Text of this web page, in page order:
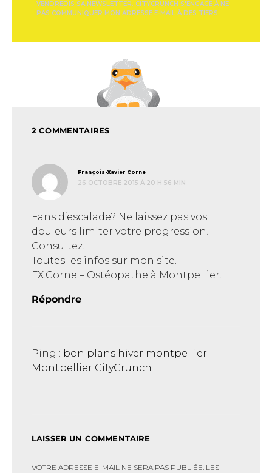
VENDREDIS SA NEWSLETTER. CITYCRUNCH S'ENGAGE À NE
PAS COMMUNIQUER MON ADRESSE E-MAIL À DES TIERS.
2 COMMENTAIRES
François-Xavier Corne
26 OCTOBRE 2015 À 20 H 56 MIN
Fans d’escalade? Ne laissez pas vos
douleurs limiter votre progression!
Consultez!
Toutes les infos sur mon site.
FX.Corne – Ostéopathe à Montpellier.
Répondre
Ping : bon plans hiver montpellier |
Montpellier CityCrunch
LAISSER UN COMMENTAIRE
VOTRE ADRESSE E-MAIL NE SERA PAS PUBLIÉE. LES